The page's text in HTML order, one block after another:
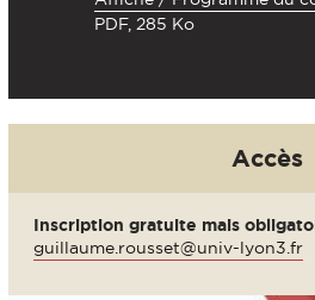
PDF, 285 Ko
Accès
Inscription gratuite mais
guillaume.rousset@univ-lyon3.fr